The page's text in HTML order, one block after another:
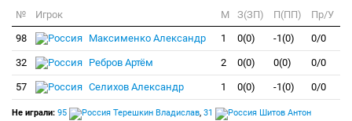
№ Игрок M З(ЗП) П(ПП)
Пр/У
98
Максименко Александр 1 0(0) -1(0) 0/0
32 Ребров Артём 2 0(0) 0(0) 0/0
57 Селихов Александр 1 0(0) -1(0) 0/0
Не играли: 95 Терешкин Владислав, 31 Шитов Антон